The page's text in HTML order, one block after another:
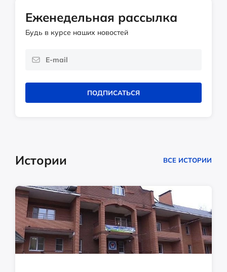
Еженедельная рассылка
Будь в курсе наших новостей
ПОДПИСАТЬСЯ
Истории ВСЕ ИСТОРИИ